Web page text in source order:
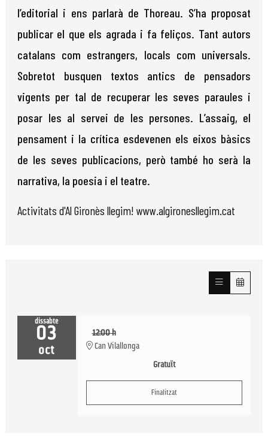
l’editorial i ens parlarà de Thoreau. S’ha proposat
publicar el que els agrada i fa feliços. Tant autors
catalans com estrangers, locals com universals.
Sobretot busquen textos antics de pensadors
vigents per tal de recuperar les seves paraules i
posar les al servei de les persones. L’assaig, el
pensament i la crítica esdevenen els eixos bàsics
de les seves publicacions, però també ho serà la
narrativa, la poesia i el teatre.
Activitats d'Al Gironès llegim! www.algironesllegim.cat
dissabte
03
oct
12:00 h
Can Vilallonga
Gratuït
Finalitzat